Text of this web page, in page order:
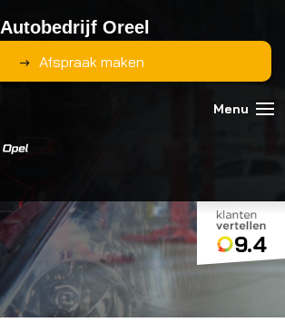
Autobedrijf Oreel
Afspraak maken
9.4